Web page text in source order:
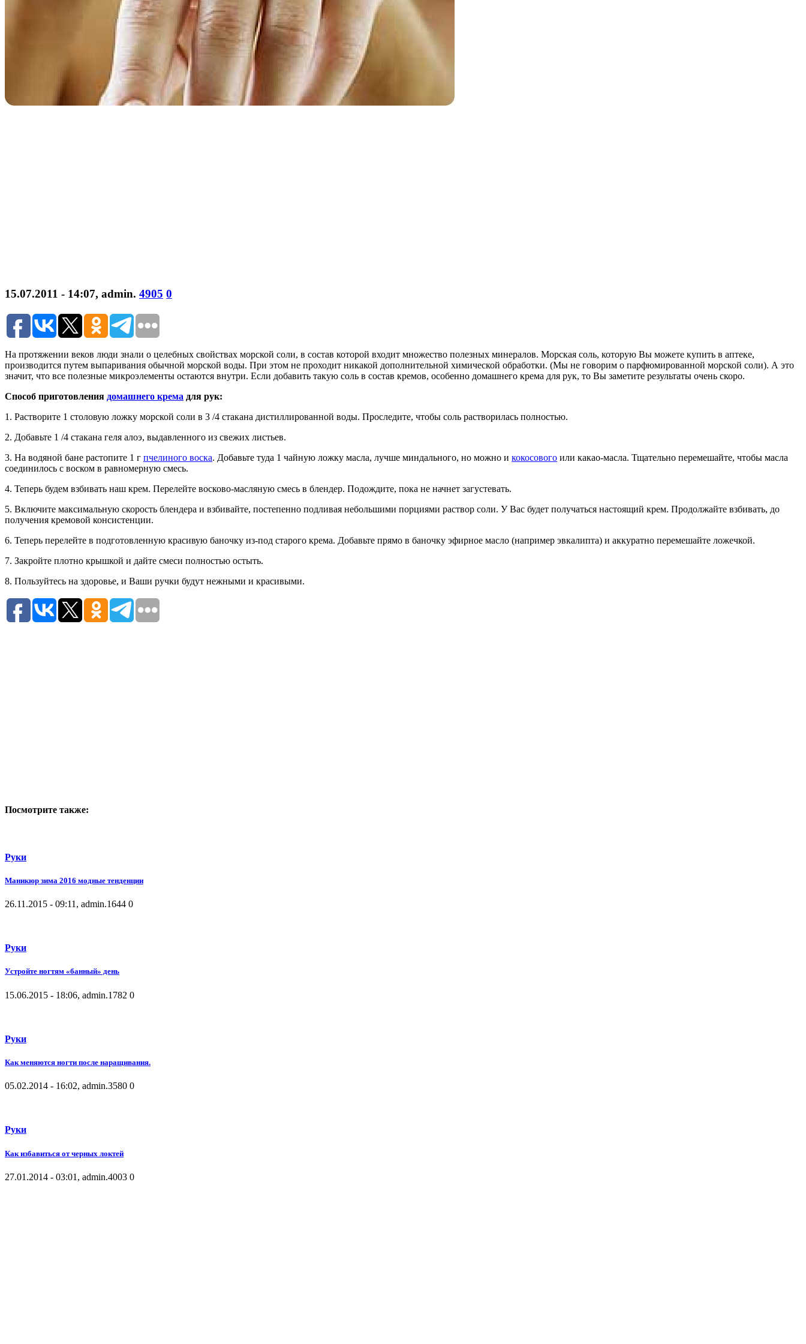
15.07.2011 - 14:07, admin. 4905 0
На протяжении веков люди знали о целебных свойствах морской соли, в состав которой входит множество полезных минералов. Морская соль, которую Вы можете купить в аптеке,
производится путем выпаривания обычной морской воды. При этом не проходит никакой дополнительной химической обработки. (Мы не говорим о парфюмированной морской соли). А это
значит, что все полезные микроэлементы остаются внутри. Если добавить такую соль в состав кремов, особенно домашнего крема для рук, то Вы заметите результаты очень скоро.
Способ приготовления домашнего крема для рук:
1. Растворите 1 столовую ложку морской соли в 3 /4 стакана дистиллированной воды. Проследите, чтобы соль растворилась полностью.
2. Добавьте 1 /4 стакана геля алоэ, выдавленного из свежих листьев.
3. На водяной бане растопите 1 г пчелиного воска. Добавьте туда 1 чайную ложку масла, лучше миндального, но можно и кокосового или какао-масла. Тщательно перемешайте, чтобы масла
соединилось с воском в равномерную смесь.
4. Теперь будем взбивать наш крем. Перелейте восково-масляную смесь в блендер. Подождите, пока не начнет загустевать.
5. Включите максимальную скорость блендера и взбивайте, постепенно подливая небольшими порциями раствор соли. У Вас будет получаться настоящий крем. Продолжайте взбивать, до
получения кремовой консистенции.
6. Теперь перелейте в подготовленную красивую баночку из-под старого крема. Добавьте прямо в баночку эфирное масло (например эвкалипта) и аккуратно перемешайте ложечкой.
7. Закройте плотно крышкой и дайте смеси полностью остыть.
8. Пользуйтесь на здоровье, и Ваши ручки будут нежными и красивыми.
Посмотрите также:
Руки
Маникюр зима 2016 модные тенденции
26.11.2015 - 09:11, admin.1644 0
Руки
Устройте ногтям «банный» день
15.06.2015 - 18:06, admin.1782 0
Руки
Как меняются ногти после наращивания.
05.02.2014 - 16:02, admin.3580 0
Руки
Как избавиться от черных локтей
27.01.2014 - 03:01, admin.4003 0